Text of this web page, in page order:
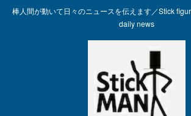
棒人間が動いて日々のニュースを伝えます／Stick
daily news